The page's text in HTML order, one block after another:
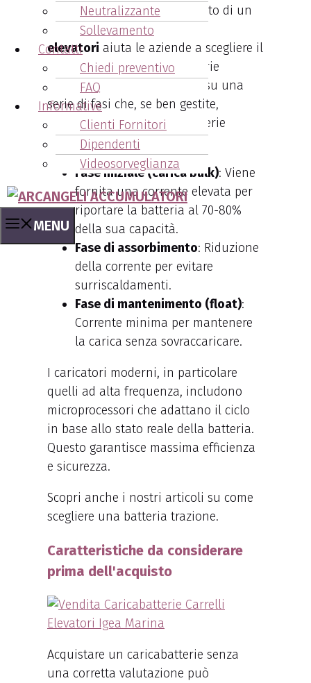
Neutralizzante
Sollevamento
Contatti
Chiedi preventivo
FAQ
Informative
Clienti Fornitori
Dipendenti
Videosorveglianza
MENU
Comprendere il funzionamento di un
caricabatterie per carrelli
elevatori aiuta le aziende a scegliere il
modello più adatto alle proprie
esigenze. Il processo si basa su una
serie di fasi che, se ben gestite,
prolungano la vita delle batterie
trazione:
Fase iniziale (carica bulk): Viene
fornita una corrente elevata per
riportare la batteria al 70-80%
della sua capacità.
Fase di assorbimento: Riduzione
della corrente per evitare
surriscaldamenti.
Fase di mantenimento (float):
Corrente minima per mantenere
la carica senza sovraccaricare.
I caricatori moderni, in particolare
quelli ad alta frequenza, includono
microprocessori che adattano il ciclo
in base allo stato reale della batteria.
Questo garantisce massima efficienza
e sicurezza.
Scopri anche i nostri articoli su come
scegliere una batteria trazione.
Caratteristiche da considerare
prima dell'acquisto
Acquistare un caricabatterie senza
una corretta valutazione può